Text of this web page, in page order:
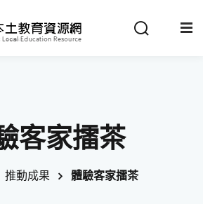
客家擂茶
推動成果 體驗客家擂茶
in Sign up